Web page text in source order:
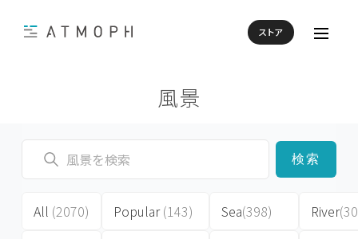
ストア
風景
検索
All (2070)
Popular(143)
Sea(398)
River